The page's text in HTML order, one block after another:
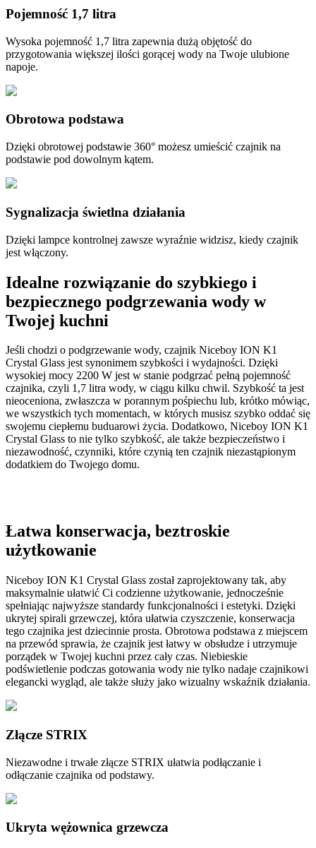
Pojemność 1,7 litra
Wysoka pojemność 1,7 litra zapewnia dużą objętość do
przygotowania większej ilości gorącej wody na Twoje ulubione
napoje.
Obrotowa podstawa
Dzięki obrotowej podstawie 360° możesz umieścić czajnik na
podstawie pod dowolnym kątem.
Sygnalizacja świetlna działania
Dzięki lampce kontrolnej zawsze wyraźnie widzisz, kiedy czajnik
jest włączony.
Idealne rozwiązanie do szybkiego i
bezpiecznego podgrzewania wody w
Twojej kuchni
Jeśli chodzi o podgrzewanie wody, czajnik Niceboy ION K1
Crystal Glass jest synonimem szybkości i wydajności. Dzięki
wysokiej mocy 2200 W jest w stanie podgrzać pełną pojemność
czajnika, czyli 1,7 litra wody, w ciągu kilku chwil. Szybkość ta jest
nieoceniona, zwłaszcza w porannym pośpiechu lub, krótko mówiąc,
we wszystkich tych momentach, w których musisz szybko oddać się
swojemu ciepłemu buduarowi życia. Dodatkowo, Niceboy ION K1
Crystal Glass to nie tylko szybkość, ale także bezpieczeństwo i
niezawodność, czynniki, które czynią ten czajnik niezastąpionym
dodatkiem do Twojego domu.
Łatwa konserwacja, beztroskie
użytkowanie
Niceboy ION K1 Crystal Glass został zaprojektowany tak, aby
maksymalnie ułatwić Ci codzienne użytkowanie, jednocześnie
spełniając najwyższe standardy funkcjonalności i estetyki. Dzięki
ukrytej spirali grzewczej, która ułatwia czyszczenie, konserwacja
tego czajnika jest dziecinnie prosta. Obrotowa podstawa z miejscem
na przewód sprawia, że czajnik jest łatwy w obsłudze i utrzymuje
porządek w Twojej kuchni przez cały czas. Niebieskie
podświetlenie podczas gotowania wody nie tylko nadaje czajnikowi
elegancki wygląd, ale także służy jako wizualny wskaźnik działania.
Złącze STRIX
Niezawodne i trwałe złącze STRIX ułatwia podłączanie i
odłączanie czajnika od podstawy.
Ukryta wężownica grzewcza